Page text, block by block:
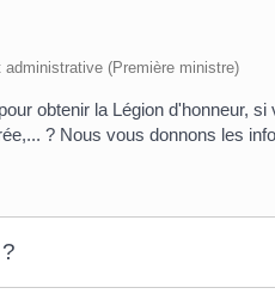
(Première ministre)
obtenir la Légion d'honneur,
? Nous vous donnons les